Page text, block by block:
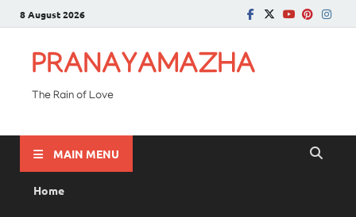
8 August 2026
PRANAYAMAZHA
The Rain of Love
MAIN MENU
Home